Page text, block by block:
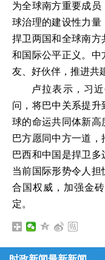
为全球南方重要成
球治理的建设性力量
捍卫两国和全球南方
和国际公平正义。中
友、好伙伴，推进共
卢拉表示，习
问，将巴中关系提升
球的命运共同体新高
巴方愿同中方一道，
巴西和中国是捍卫多
当前国际形势令人
合国权威，加强金
定。